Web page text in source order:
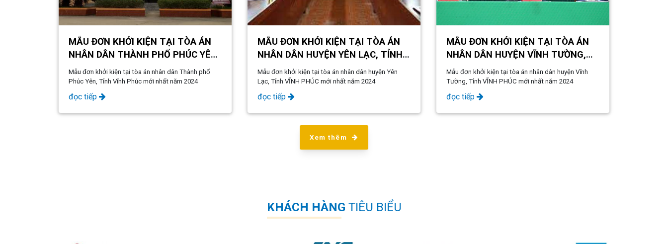
MẪU ĐƠN KHỞI KIỆN TẠI TÒA ÁN
NHÂN DÂN THÀNH PHỐ PHÚC YÊN,
TỈNH VĨNH PHÚC
Mẫu đơn khởi kiện tại tòa án nhân dân Thành phố
Phúc Yên, Tỉnh Vĩnh Phúc mới nhất năm 2024
đọc tiếp
MẪU ĐƠN KHỞI KIỆN TẠI TÒA ÁN
NHÂN DÂN HUYỆN YÊN LẠC, TỈNH
VĨNH PHÚC MỚI NHẤT NĂM 2024
Mẫu đơn khởi kiện tại tòa án nhân dân huyện Yên
Lạc, Tỉnh VĨNH PHÚC mới nhất năm 2024
đọc tiếp
MẪU ĐƠN KHỞI KIỆN TẠI TÒA ÁN
NHÂN DÂN HUYỆN VĨNH TƯỜNG,
TỈNH VĨNH PHÚC MỚI NHẤT NĂM
2024
Mẫu đơn khởi kiện tại tòa án nhân dân huyện Vĩnh
Tường, Tỉnh VĨNH PHÚC mới nhất năm 2024
đọc tiếp
Xem thêm
KHÁCH HÀNG TIÊU BIỂU